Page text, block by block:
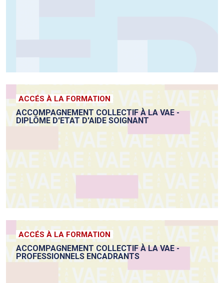
ACCÉS À LA FORMATION
ACCOMPAGNEMENT COLLECTIF À LA VAE -
DIPLÔME D'ETAT D'AIDE SOIGNANT
ACCÉS À LA FORMATION
ACCOMPAGNEMENT COLLECTIF À LA VAE -
PROFESSIONNELS ENCADRANTS